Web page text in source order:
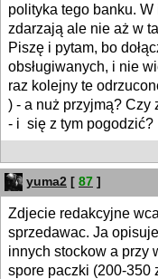
polityka tego banku.
zdarzają ale nie aż w
Piszę i pytam, bo
obsługiwanych, i nie
raz kolejny te
) - a nuż przyjmą? Czy
- i się z tym pogodzić?
yuma2 [ 87 ]
Zdjecie redakcyjne
sprzedawac. Ja
innych stockow a przy
spore paczki (200-350